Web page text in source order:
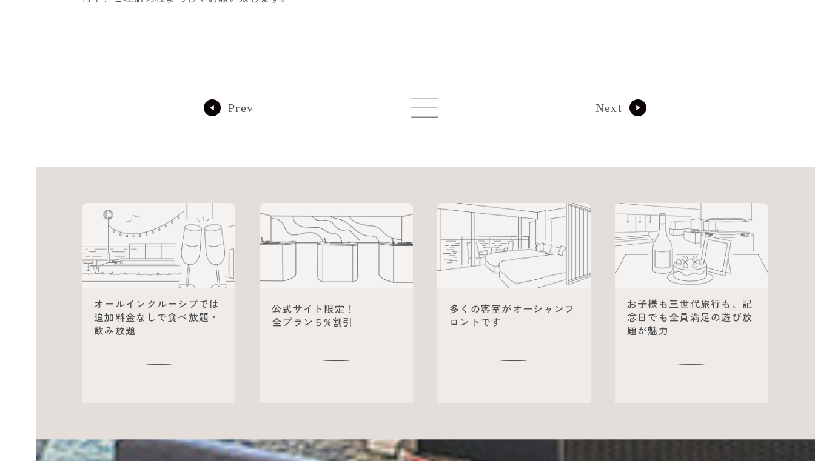
Prev Next
オールインクルーシブでは
追加料金なしで食べ放題・
飲み放題
公式サイト限定！
全プラン５%割引
多くの客室がオーシャンフ
ロントです
お子様も三世代旅行も、記
念日でも全員満足の遊び放
題が魅力